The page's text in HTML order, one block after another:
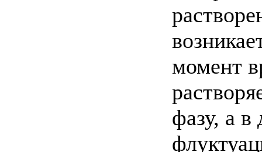
момент
фазу, а в